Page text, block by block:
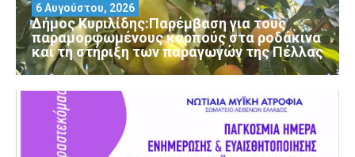
Δήμος Κυριλίδης:Παρέμβαση για τους
παραμορφωμένους καρπούς στα ροδάκινα
και τη στήριξη των παραγωγών της Πέλλας
6 Αυγούστου, 2026